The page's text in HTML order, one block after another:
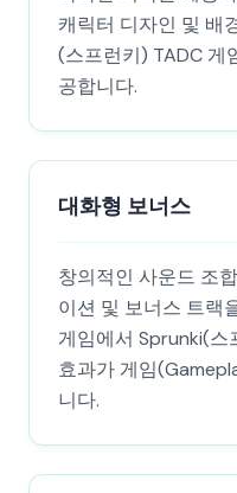
캐릭터 디자인 및 배
(스프런키) TADC 게
공합니다.
대화형 보너스
창의적인 사운드 조
이션 및 보너스 트랙
게임에서 Sprunki(스
효과가 게임
니다.